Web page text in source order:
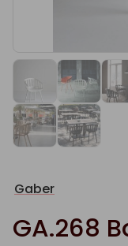
Gaber
GA.268